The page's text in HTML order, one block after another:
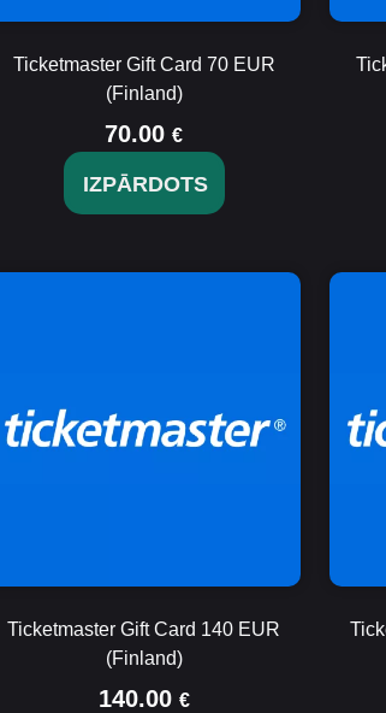
Ticketmaster Gift Card 70 EUR
(Finland)
70.00 €
IZPĀRDOTS
Ticketmaster Gift Card 140 EUR
(Finland)
140.00 €